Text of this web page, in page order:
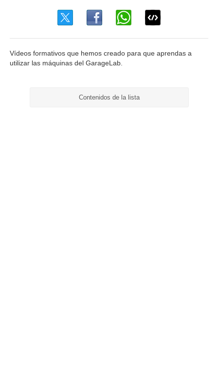
Vídeos formativos que hemos creado para que aprendas a
utilizar las máquinas del GarageLab.
Contenidos de la lista